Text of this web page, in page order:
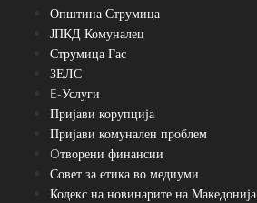
Општина Струмица
ЈПКД Комуналец
Струмица Гас
ЗЕЛС
E-Услуги
Пријави корупција
Пријави комунален проблем
Oтворени финансии
Совет за етика во медиуми
Кодекс на новинарите на Македонија